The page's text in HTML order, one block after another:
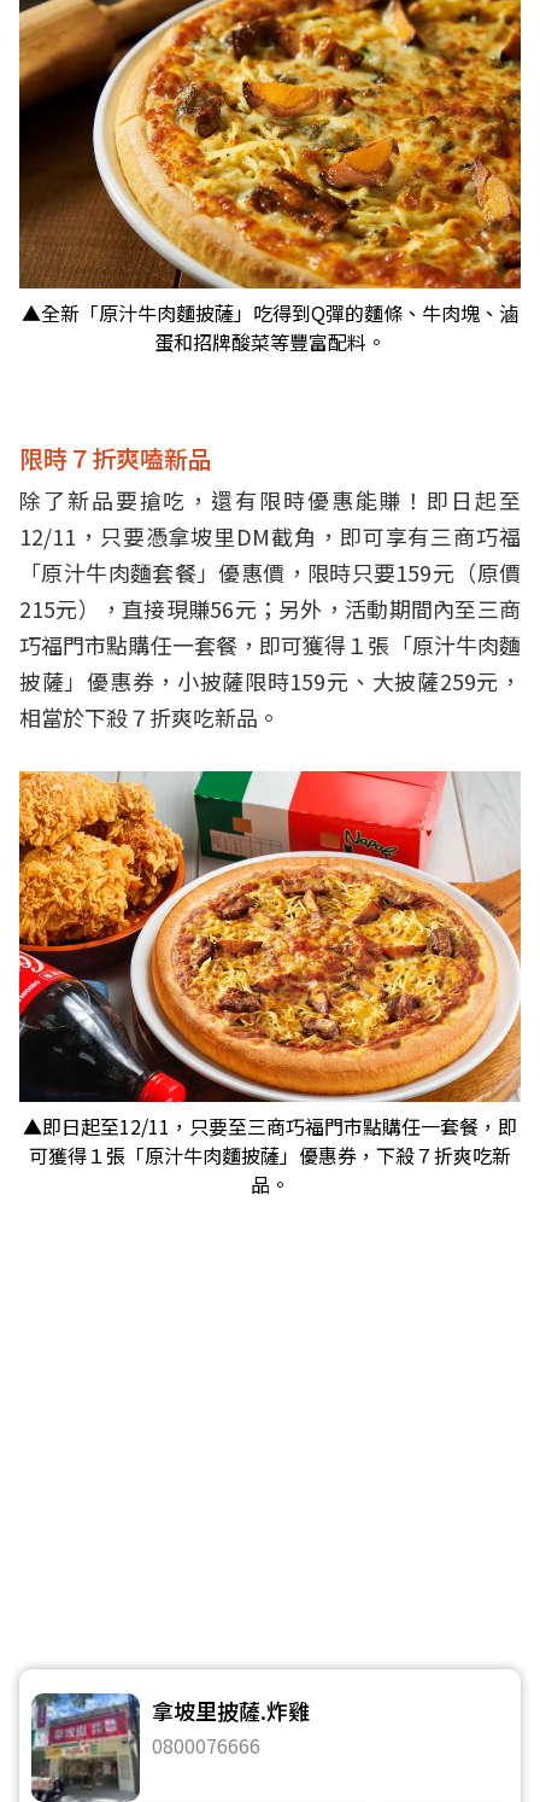
▲全新「原汁牛肉麵披薩」吃得到Q彈的麵條、牛肉塊、滷
蛋和招牌酸菜等豐富配料。
限時７折爽嗑新品
除了新品要搶吃，還有限時優惠能賺！即日起至
12/11，只要憑拿坡里DM截角，即可享有三商巧福
「原汁牛肉麵套餐」優惠價，限時只要159元（原價
215元），直接現賺56元；另外，活動期間內至三商
巧福門市點購任一套餐，即可獲得１張「原汁牛肉麵
披薩」優惠券，小披薩限時159元、大披薩259元，
相當於下殺７折爽吃新品。
▲即日起至12/11，只要至三商巧福門市點購任一套餐，即
可獲得１張「原汁牛肉麵披薩」優惠券，下殺７折爽吃新
品。
拿坡里披薩.炸雞
0800076666